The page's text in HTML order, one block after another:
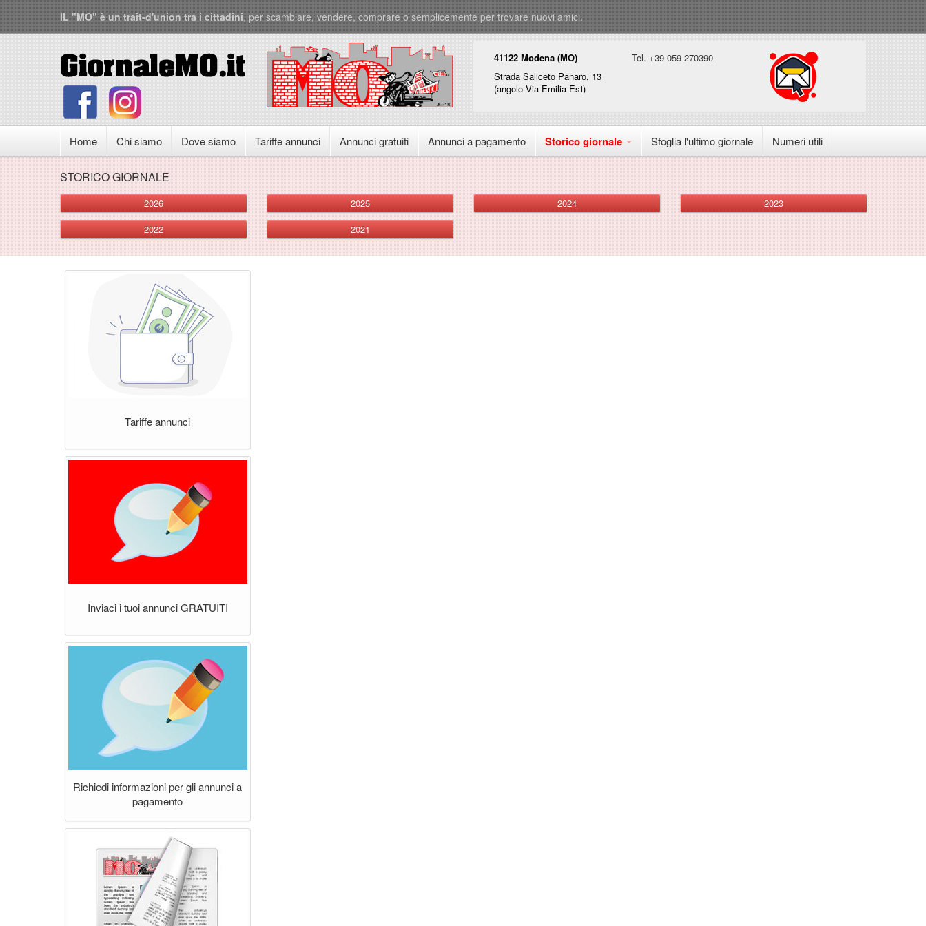
IL "MO" è un trait-d'union tra i cittadini, per scambiare, vendere, comprare o semplicemente per trovare nuovi amici.
41122 Modena (MO)
Strada Saliceto Panaro, 13
(angolo Via Emilia Est)
Tel. +39 059 270390
Home Chi siamo Dove siamo Tariffe annunci Annunci gratuiti Annunci a pagamento Storico giornale Sfoglia l'ultimo giornale Numeri utili
STORICO GIORNALE
2026 2025 2024
2023
2022
2021
Tariffe annunci
Inviaci i tuoi annunci GRATUITI
Richiedi informazioni per gli annunci a
pagamento